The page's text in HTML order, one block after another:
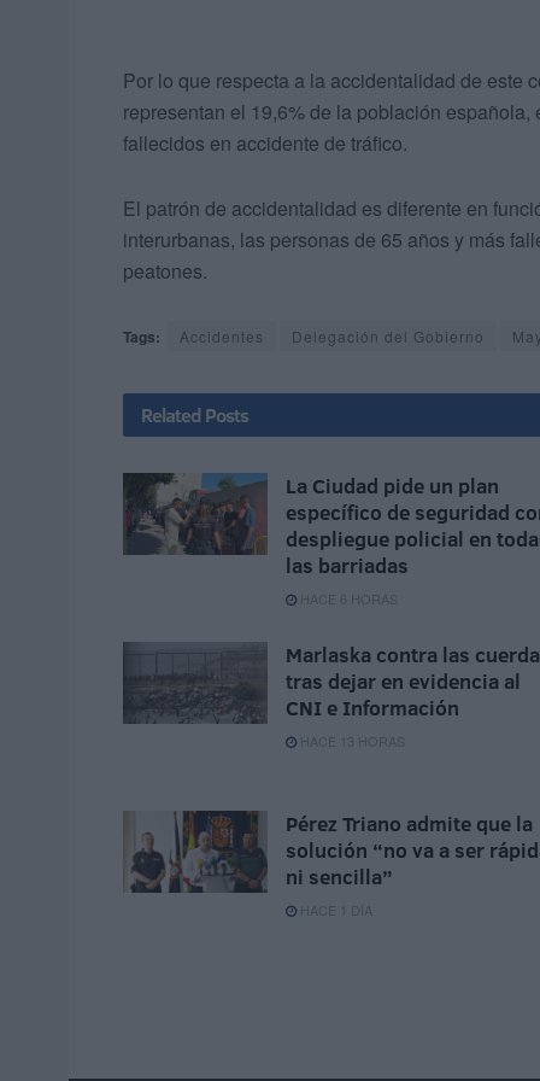
Por lo que respecta a la accidentalidad de este
representan el 19,6% de la población
fallecidos en accidente de tráfico.
El patrón de accidentalidad es diferente en
interurbanas, las personas de 65 años y más
peatones.
Tags: Accidentes Delegación del Gobierno
Related Posts
La Ciudad pide un plan
específico de seguridad
despliegue policial en
las barriadas
HACE 6 HORAS
Marlaska contra las
tras dejar en evidencia al
CNI e Información
HACE 13 HORAS
Pérez Triano admite que la
solución “no va a ser
ni sencilla”
HACE 1 DÍA